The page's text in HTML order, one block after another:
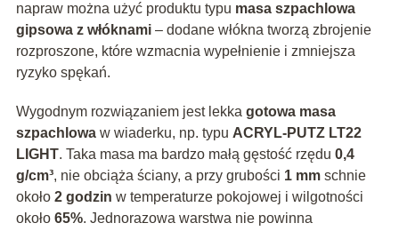
napraw można użyć produktu typu masa szpachlowa
gipsowa z włóknami– dodane włókna tworzą zbrojenie
rozproszone, które wzmacnia wypełnienie i zmniejsza
ryzyko spękań.
Wygodnym rozwiązaniem jest lekka gotowa masa
szpachlowaw wiaderku, np. typu ACRYL-PUTZ LT22
LIGHT. Taka masa ma bardzo małą gęstość rzędu 0,4
g/cm³, nie obciąża ściany, a przy grubości 1 mmschnie
około 2 godzin w temperaturze pokojowej i wilgotności
około 65%. Jednorazowa warstwa nie powinna